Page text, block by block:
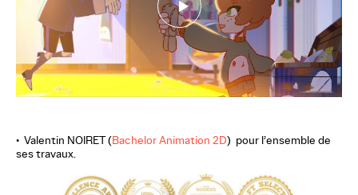
• Valentin NOIRET (Bachelor Animation 2D) pour l’ensemble de
ses travaux.